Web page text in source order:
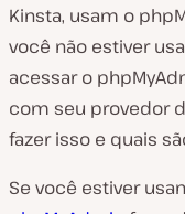
Kinsta, usam o
você não estiver
acessar o
com seu provedor
fazer isso e quais
Se você estiver